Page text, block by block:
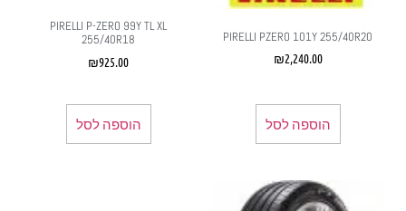
PIRELLI PZERO 101Y 255/40R20
₪2,240.00
הוספה לסל
PIRELLI P-ZERO 99Y TL XL
255/40R18
₪925.00
הוספה לסל